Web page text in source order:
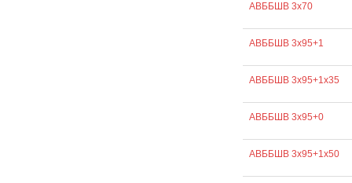
АВББШВ 3х70
АВББШВ 3х95+1
АВББШВ 3х95+1х35
АВББШВ 3х95+0
АВББШВ 3х95+1х50